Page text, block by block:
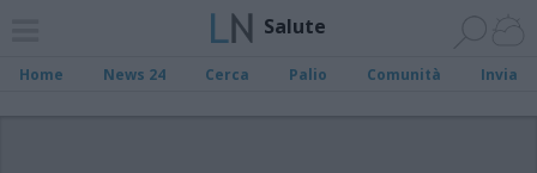
Salute
Home News 24 Cerca Palio Comunità Invia